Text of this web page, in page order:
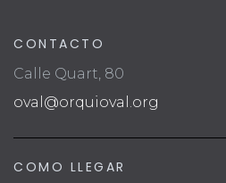
CONTACTO
Calle Quart, 80
oval@orquioval.org
COMO LLEGAR